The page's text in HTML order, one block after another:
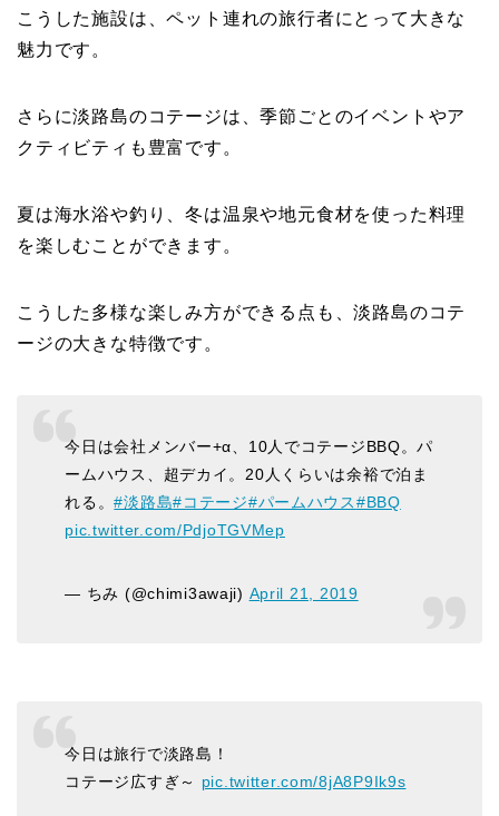
こうした施設は、ペット連れの旅行者にとって大きな
魅力です。
さらに淡路島のコテージは、季節ごとのイベントやア
クティビティも豊富です。
夏は海水浴や釣り、冬は温泉や地元食材を使った料理
を楽しむことができます。
こうした多様な楽しみ方ができる点も、淡路島のコテ
ージの大きな特徴です。
今日は会社メンバー+α、10人でコテージBBQ。パ
ームハウス、超デカイ。20人くらいは余裕で泊ま
れる。#淡路島#コテージ#パームハウス#BBQ
pic.twitter.com/PdjoTGVMep
— ちみ (@chimi3awaji) April 21, 2019
今日は旅行で淡路島！
コテージ広すぎ～ pic.twitter.com/8jA8P9Ik9s